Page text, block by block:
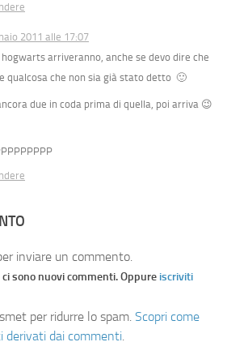
2011 alle 17:07
arriveranno, anche se devo dire che
qualcosa che non sia già stato detto 🙂
due in coda prima di quella, poi arriva 😉
inviare un commento.
sono nuovi commenti. Oppure iscriviti
per ridurre lo spam. Scopri come
derivati dai commenti.